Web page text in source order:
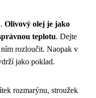
Olivový olej je jako
teplotu. Dejte
ním rozloučit. Naopak v
jako poklad.
rozmarýnu, stroužek